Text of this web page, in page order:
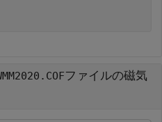
ファイルの磁気